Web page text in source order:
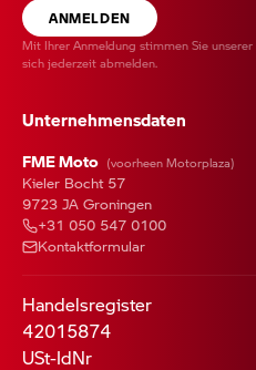
ANMELDEN
Mit Ihrer Anmeldung stimmen Sie unserer
sich jederzeit abmelden.
Unternehmensdaten
FME Moto (voorheen Motorplaza)
Kieler Bocht 57
9723 JA Groningen
+31 050 547 0100
Kontaktformular
Handelsregister
42015874
USt-IdNr